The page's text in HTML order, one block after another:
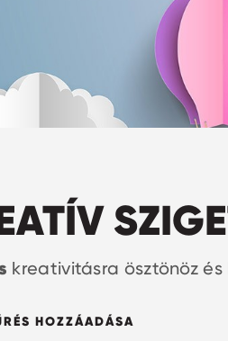
kreativitásra ösztönöz
HOZZÁADÁSA